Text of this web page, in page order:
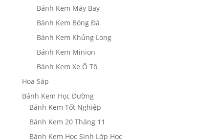
Bánh Kem Máy Bay
Bánh Kem Bóng Đá
Bánh Kem Khủng Long
Bánh Kem Minion
Bánh Kem Xe Ô Tô
Hoa Sáp
Bánh Kem Học Đường
Bánh Kem Tốt Nghiệp
Bánh Kem 20 Tháng 11
Bánh Kem Học Sinh Lớp Học